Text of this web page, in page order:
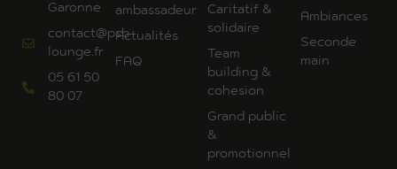
Garonne
contact@psb-
lounge.fr
05 61 50
80 07
ambassadeur
Actualités
FAQ
Caritatif &
solidaire
Team
building &
cohesion
Grand public
&
promotionnel
Ambiances
Seconde
main